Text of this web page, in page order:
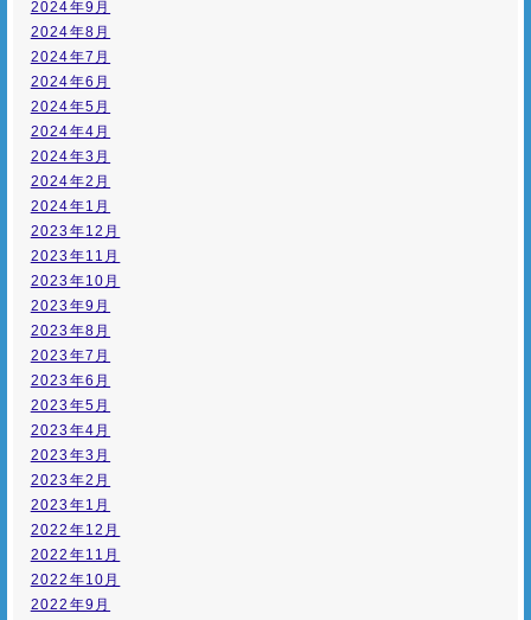
2024年9月
2024年8月
2024年7月
2024年6月
2024年5月
2024年4月
2024年3月
2024年2月
2024年1月
2023年12月
2023年11月
2023年10月
2023年9月
2023年8月
2023年7月
2023年6月
2023年5月
2023年4月
2023年3月
2023年2月
2023年1月
2022年12月
2022年11月
2022年10月
2022年9月